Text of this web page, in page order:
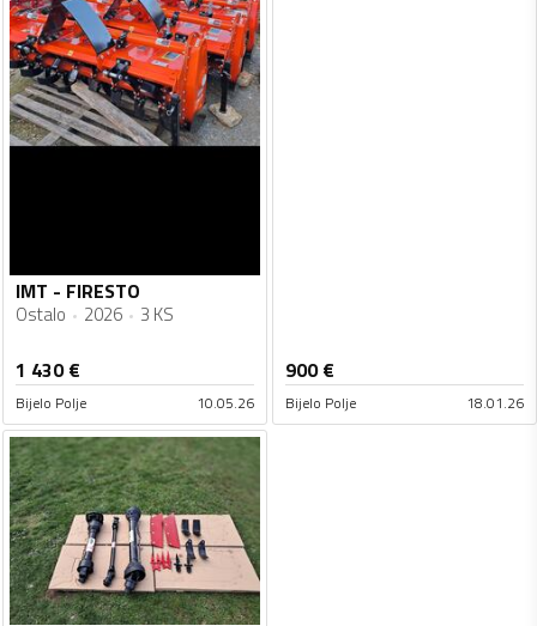
IMT - FIRESTO
Ostalo 2026 3 KS
1 430€
Bijelo Polje 10.05.26
900€
Bijelo Polje 18.01.26